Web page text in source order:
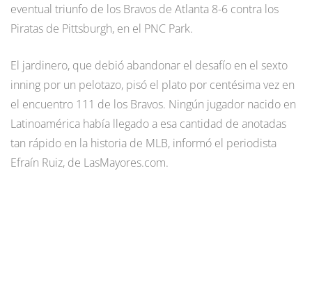
eventual triunfo de los Bravos de Atlanta 8-6 contra los
Piratas de Pittsburgh, en el PNC Park.
El jardinero, que debió abandonar el desafío en el sexto
inning por un pelotazo, pisó el plato por centésima vez en
el encuentro 111 de los Bravos. Ningún jugador nacido en
Latinoamérica había llegado a esa cantidad de anotadas
tan rápido en la historia de MLB, informó el periodista
Efraín Ruiz, de LasMayores.com.